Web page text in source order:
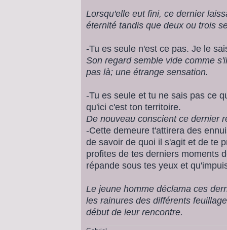
Lorsqu'elle eut fini, ce dernier
éternité tandis que deux ou trois
-Tu es seule n'est ce pas. Je le
Son regard semble vide comme
pas là; une étrange sensation.
-Tu es seule et tu ne sais pas ce
qu'ici c'est ton territoire.
De nouveau conscient ce dernier
-Cette demeure t'attirera des
de savoir de quoi il s'agit et de te
profites de tes derniers moments
répande sous tes yeux et
Le jeune homme déclama ces
les rainures des différents
début de leur rencontre.